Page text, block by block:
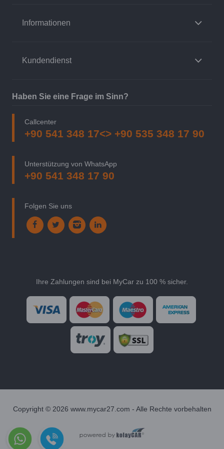
Informationen
Kundendienst
Haben Sie eine Frage im Sinn?
Callcenter
+90 541 348 17<> +90 535 348 17 90
Unterstützung von WhatsApp
+90 541 348 17 90
Folgen Sie uns
Ihre Zahlungen sind bei MyCar zu 100 % sicher.
Copyright © 2026 www.mycar27.com - Alle Rechte vorbehalten